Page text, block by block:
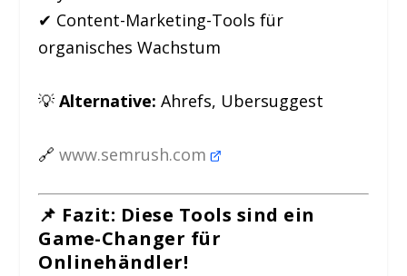
✔ Content-Marketing-Tools für
organisches Wachstum
💡Alternative: Ahrefs, Ubersuggest
🔗www.semrush.com
📌 Fazit: Diese Tools sind ein
Game-Changer für
Onlinehändler!